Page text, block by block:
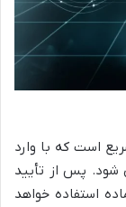
است که با وارد
شود. پس از تأیید
استفاده خواهد